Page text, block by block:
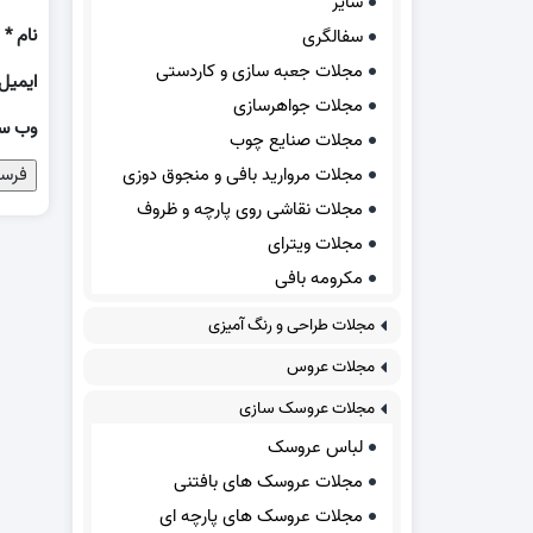
نام*
وب‌
سفالگری
مجلات جعبه سازی و کاردستی
مجلات جواهرسازی
مجلات صنایع چوب
مجلات مروارید بافی و منجوق دوزی
مجلات نقاشی روی پارچه و ظروف
مجلات ویترای
مکرومه بافی
مجلات طراحی و رنگ آمیزی
مجلات عروس
مجلات عروسک سازی
لباس عروسک
مجلات عروسک های بافتنی
مجلات عروسک های پارچه ای